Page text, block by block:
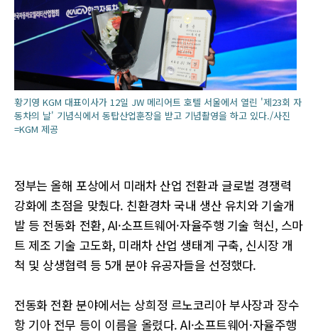
황기영 KGM 대표이사가 12일 JW 메리어트 호텔 서울에서 열린 '제23회 자
동차의 날' 기념식에서 동탑산업훈장을 받고 기념촬영을 하고 있다./사진
=KGM 제공
정부는 올해 포상에서 미래차 산업 전환과 글로벌 경쟁력
강화에 초점을 맞췄다. 친환경차 국내 생산 유치와 기술개
발 등 전동화 전환, AI·소프트웨어·자율주행 기술 혁신, 스마
트 제조 기술 고도화, 미래차 산업 생태계 구축, 신시장 개
척 및 상생협력 등 5개 분야 유공자들을 선정했다.
전동화 전환 분야에서는 상희정 르노코리아 부사장과 장수
항 기아 전무 등이 이름을 올렸다. AI·소프트웨어·자율주행